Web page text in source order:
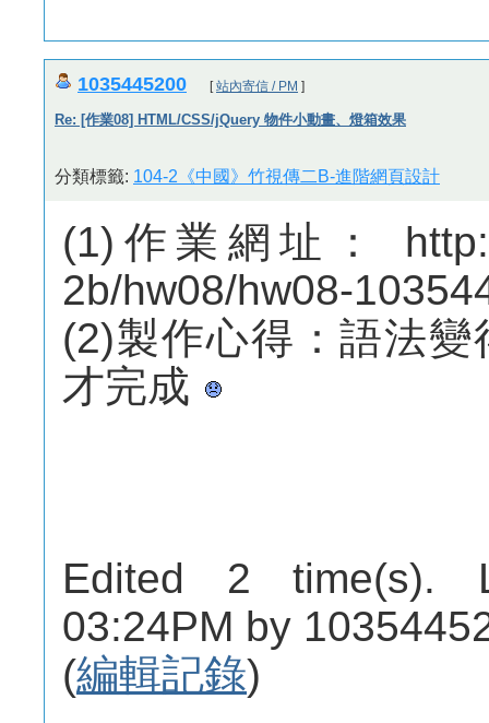
1035445200 [站內寄信 / PM ]
Re: [作業08] HTML/CSS/jQuery 物件小動畫、燈箱效果
分類標籤: 104-2《中國》竹視傳二B-進階網頁設計
(1)作業網址：
2b/hw08/hw08-
(2)製作心得：語法
才完成
Edited 2 time(s).
03:24PM by
(編輯記錄)